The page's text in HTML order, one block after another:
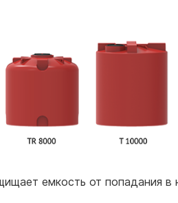
емкость от попадания в